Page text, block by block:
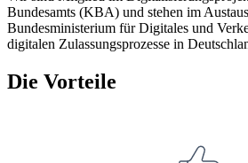
Bundesamts (KBA) und stehen im
Bundesministerium für Digitales und
digitalen Zulassungsprozesse in
Die Vorteile